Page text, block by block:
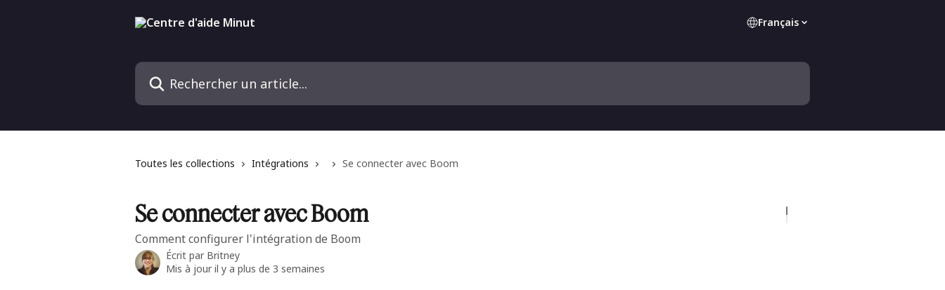
Français
Rechercher un article...
Toutes les collections Intégrations Se connecter avec Boom
Se connecter avec Boom
Comment configurer l'intégration de Boom
Écrit par Britney
Mis à jour il y a plus de 3 semaines